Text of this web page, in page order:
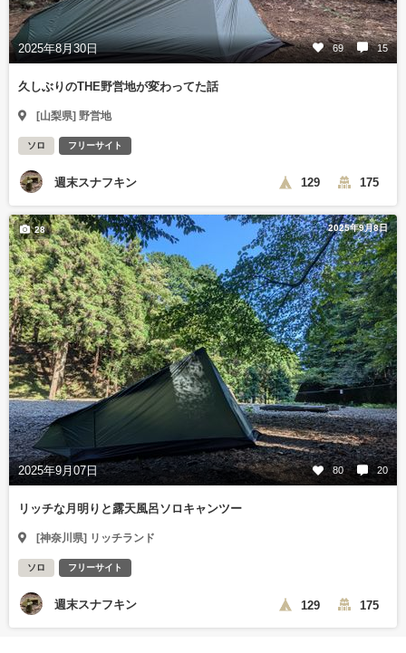
2025年8月30日 69 15
久しぶりのTHE野営地が変わってた話
[山梨県] 野営地
ソロ フリーサイト
週末スナフキン 129 175
2025年9月8日
2025年9月07日 80 20
28
リッチな月明りと露天風呂ソロキャンツー
[神奈川県] リッチランド
ソロ フリーサイト
週末スナフキン 129 175